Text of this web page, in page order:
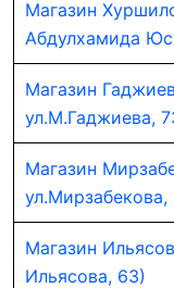
Магазин
Абдулхамида
Магазин
ул.М.Гаджиева,
Магазин
ул.Мирзабекова,
Магазин
Ильясова, 63)